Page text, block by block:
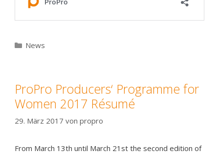
Kategorien
News
ProPro Producers‘ Programme for
Women 2017 Résumé
29. März 2017 von propro
From March 13th until March 21st the second edition of